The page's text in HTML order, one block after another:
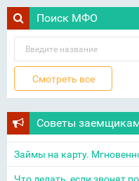
Поиск МФО
Советы
Займы на карту.